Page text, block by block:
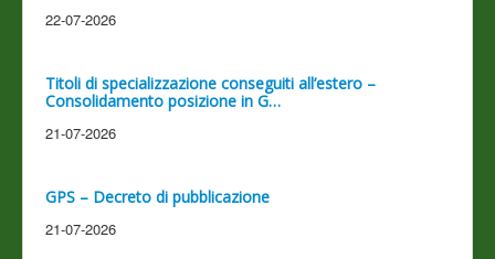
22-07-2026
Titoli di specializzazione conseguiti all’estero –
Consolidamento posizione in G…
21-07-2026
GPS – Decreto di pubblicazione
21-07-2026